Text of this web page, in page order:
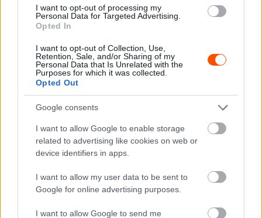
I want to opt-out of processing my
Personal Data for Targeted Advertising.
Opted In
I want to opt-out of Collection, Use,
Retention, Sale, and/or Sharing of my
Personal Data that Is Unrelated with the
Purposes for which it was collected.
Opted Out
Google consents
I want to allow Google to enable storage
related to advertising like cookies on web or
device identifiers in apps.
I want to allow my user data to be sent to
Google for online advertising purposes.
I want to allow Google to send me
Lukjanov indult magyar színekben, aki harmadik lett. A
MiniMaxban Zsebő Marcell végzett a hétvége 5. helyén.
Nagyon biztatóan kezdett JuniorMaxban Krepcsik Áron,
aki az elődöntőben második lett, a döntőt megnyerte, így
akár a végső győzelemért is harcba szállhatott volna, ám
a szuperdöntőben kilökték, így összesítettben meg
kellett elégednie a 8. helyezéssel.